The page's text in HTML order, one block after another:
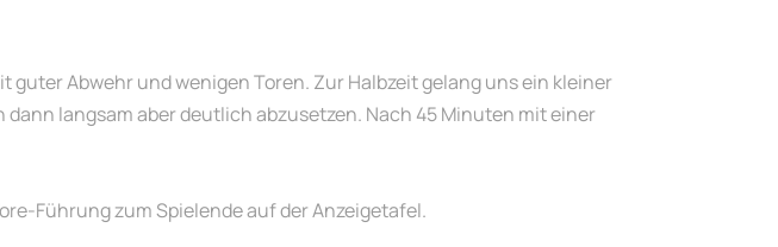
Abwehr und wenigen Toren. Zur Halbzeit gelang uns ein kleiner
langsam aber deutlich abzusetzen. Nach 45 Minuten mit einer
Führung zum Spielende auf der Anzeigetafel.